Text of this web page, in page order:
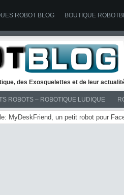
ROBOT BLOG BOUTIQUE
des Exosquelettes et de leur
ROBOTS – ROBOTIQUE LUDIQUE
MyDeskFriend, un petit robot pour